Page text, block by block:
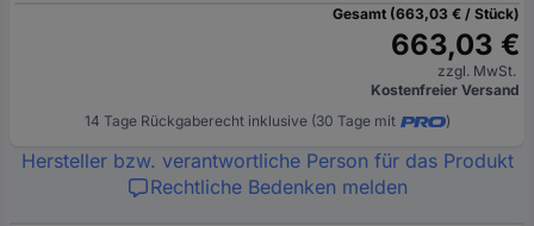
Gesamt (663,03 € / Stück)
663,03 €
zzgl. MwSt.
Kostenfreier Versand
14 Tage Rückgaberecht inklusive (30 Tage mit
)
Hersteller bzw. verantwortliche Person für das Produkt
Rechtliche Bedenken melden